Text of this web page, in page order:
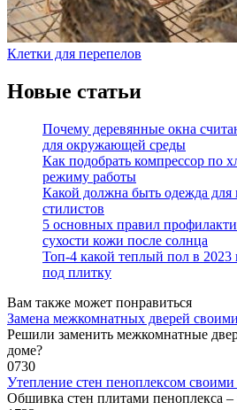
Клетки для перепелов
Новые статьи
Почему деревянные окна
для окружающей среды
Как подобрать компрессор по
режиму работы
Какой должна быть одежда для
стилистов
5 основных правил
сухости кожи после солнца
Топ-4 какой теплый пол в 2023
под плитку
Вам также может понравиться
Замена межкомнатных дверей
Решили заменить межкомнатные
доме?
0730
Утепление стен пеноплексом
Обшивка стен плитами пеноплекса